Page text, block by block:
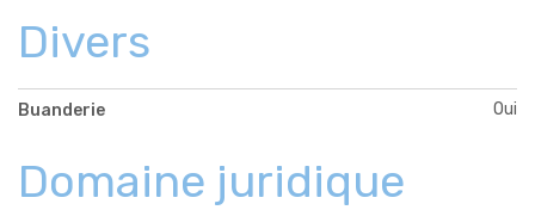
Divers
Buanderie Oui
Domaine juridique